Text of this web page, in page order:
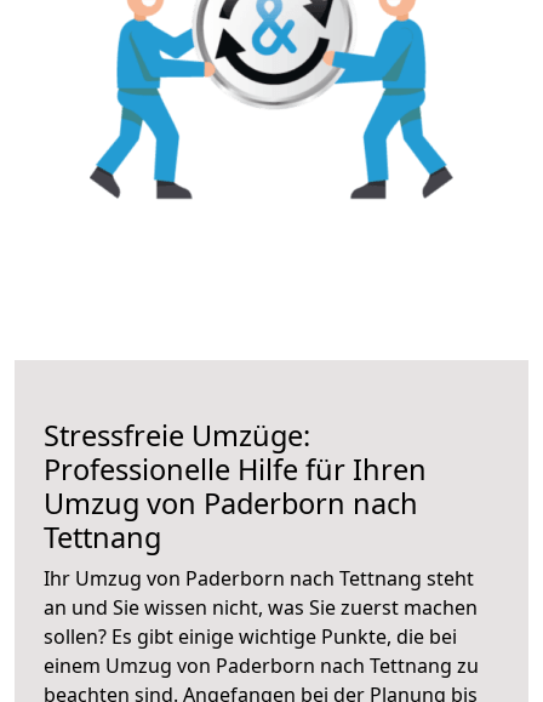
Stressfreie Umzüge:
Professionelle Hilfe für Ihren
Umzug von Paderborn nach
Tettnang
Ihr Umzug von Paderborn nach Tettnang steht
an und Sie wissen nicht, was Sie zuerst machen
sollen? Es gibt einige wichtige Punkte, die bei
einem Umzug von Paderborn nach Tettnang zu
beachten sind. Angefangen bei der Planung bis